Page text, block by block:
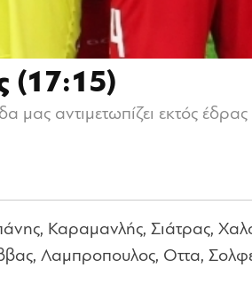
(17:15)
αντιμετωπίζει εκτός
Καραμανλής, Σιάτρας,
Λαμπροπουλος, Οττα,